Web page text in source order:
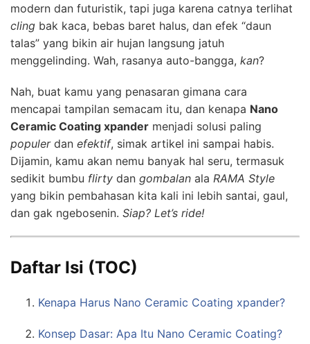
modern dan futuristik, tapi juga karena catnya terlihat
cling bak kaca, bebas baret halus, dan efek “daun
talas” yang bikin air hujan langsung jatuh
menggelinding. Wah, rasanya auto-bangga, kan?
Nah, buat kamu yang penasaran gimana cara
mencapai tampilan semacam itu, dan kenapa Nano
Ceramic Coating xpander menjadi solusi paling
populerdan efektif, simak artikel ini sampai habis.
Dijamin, kamu akan nemu banyak hal seru, termasuk
sedikit bumbu flirty dan gombalan ala RAMA Style
yang bikin pembahasan kita kali ini lebih santai, gaul,
dan gak ngebosenin. Siap? Let’s ride!
Daftar Isi (TOC)
Kenapa Harus Nano Ceramic Coating xpander?
Konsep Dasar: Apa Itu Nano Ceramic Coating?